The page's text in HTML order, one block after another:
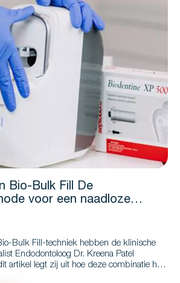
Bio-Bulk Fill De
voor een naadloze
Bulk Fill-techniek hebben de klinische
Endodontoloog Dr. Kreena Patel
artikel legt zij uit hoe deze combinatie het